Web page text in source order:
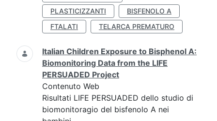
PLASTICIZZANTI
BISFENOLO A
FTALATI
TELARCA PREMATURO
Italian Children Exposure to Bisphenol A:
Biomonitoring Data from the LIFE
PERSUADED Project
Contenuto Web
Risultati LIFE PERSUADED dello studio di
biomonitoragio del bisfenolo A nei